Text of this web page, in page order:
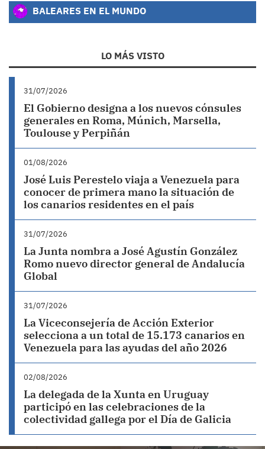
BALEARES EN EL MUNDO
LO MÁS VISTO
31/07/2026
El Gobierno designa a los nuevos cónsules
generales en Roma, Múnich, Marsella,
Toulouse y Perpiñán
01/08/2026
José Luis Perestelo viaja a Venezuela para
conocer de primera mano la situación de
los canarios residentes en el país
31/07/2026
La Junta nombra a José Agustín González
Romo nuevo director general de Andalucía
Global
31/07/2026
La Viceconsejería de Acción Exterior
selecciona a un total de 15.173 canarios en
Venezuela para las ayudas del año 2026
02/08/2026
La delegada de la Xunta en Uruguay
participó en las celebraciones de la
colectividad gallega por el Día de Galicia